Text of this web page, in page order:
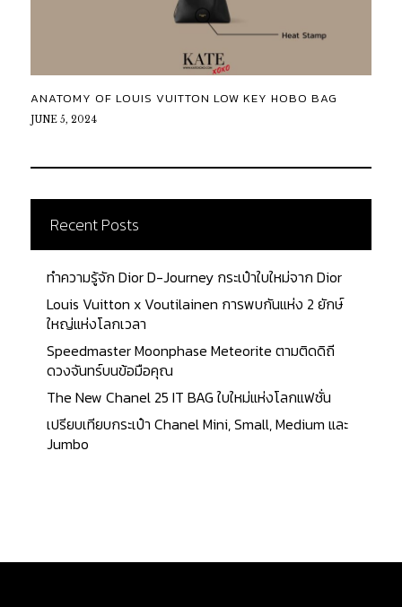
ANATOMY OF LOUIS VUITTON LOW KEY HOBO BAG
JUNE 5, 2024
Recent Posts
ทำความรู้จัก Dior D-Journey กระเป๋าใบใหม่จาก Dior
Louis Vuitton x Voutilainen การพบกันแห่ง 2 ยักษ์
ใหญ่แห่งโลกเวลา
Speedmaster Moonphase Meteorite ตามติดดิถี
ดวงจันทร์บนข้อมือคุณ
The New Chanel 25 IT BAG ใบใหม่แห่งโลกแฟชั่น
เปรียบเทียบกระเป๋า Chanel Mini, Small, Medium และ
Jumbo